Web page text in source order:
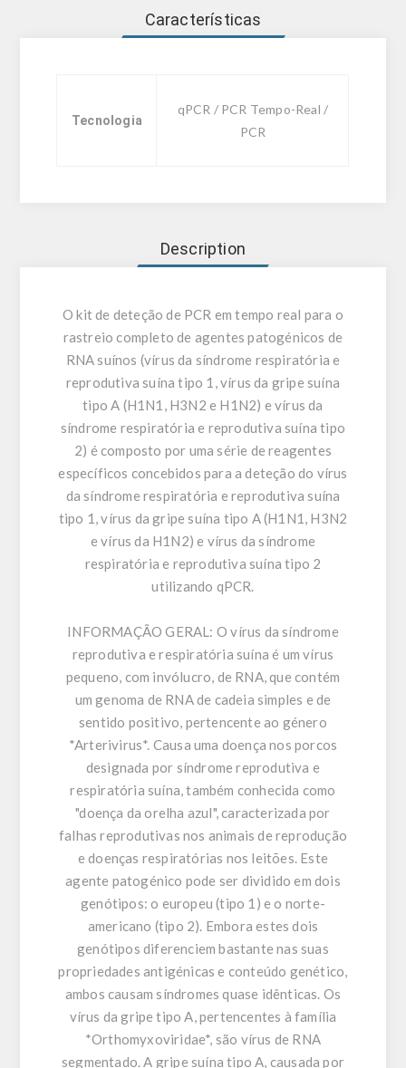
Características
Tecnologia
qPCR / PCR Tempo-Real /
PCR
Description
O kit de deteção de PCR em tempo real para o
rastreio completo de agentes patogénicos de
RNA suínos (vírus da síndrome respiratória e
reprodutiva suína tipo 1, vírus da gripe suína
tipo A (H1N1, H3N2 e H1N2) e vírus da
síndrome respiratória e reprodutiva suína tipo
2) é composto por uma série de reagentes
específicos concebidos para a deteção do vírus
da síndrome respiratória e reprodutiva suína
tipo 1, vírus da gripe suína tipo A (H1N1, H3N2
e vírus da H1N2) e vírus da síndrome
respiratória e reprodutiva suína tipo 2
utilizando qPCR.
INFORMAÇÃO GERAL: O vírus da síndrome
reprodutiva e respiratória suína é um vírus
pequeno, com invólucro, de RNA, que contém
um genoma de RNA de cadeia simples e de
sentido positivo, pertencente ao género
*Arterivirus*. Causa uma doença nos porcos
designada por síndrome reprodutiva e
respiratória suína, também conhecida como
"doença da orelha azul", caracterizada por
falhas reprodutivas nos animais de reprodução
e doenças respiratórias nos leitões. Este
agente patogénico pode ser dividido em dois
genótipos: o europeu (tipo 1) e o norte-
americano (tipo 2). Embora estes dois
genótipos diferenciem bastante nas suas
propriedades antigénicas e conteúdo genético,
ambos causam síndromes quase idênticas. Os
vírus da gripe tipo A, pertencentes à família
*Orthomyxoviridae*, são vírus de RNA
segmentado. A gripe suína tipo A, causada por